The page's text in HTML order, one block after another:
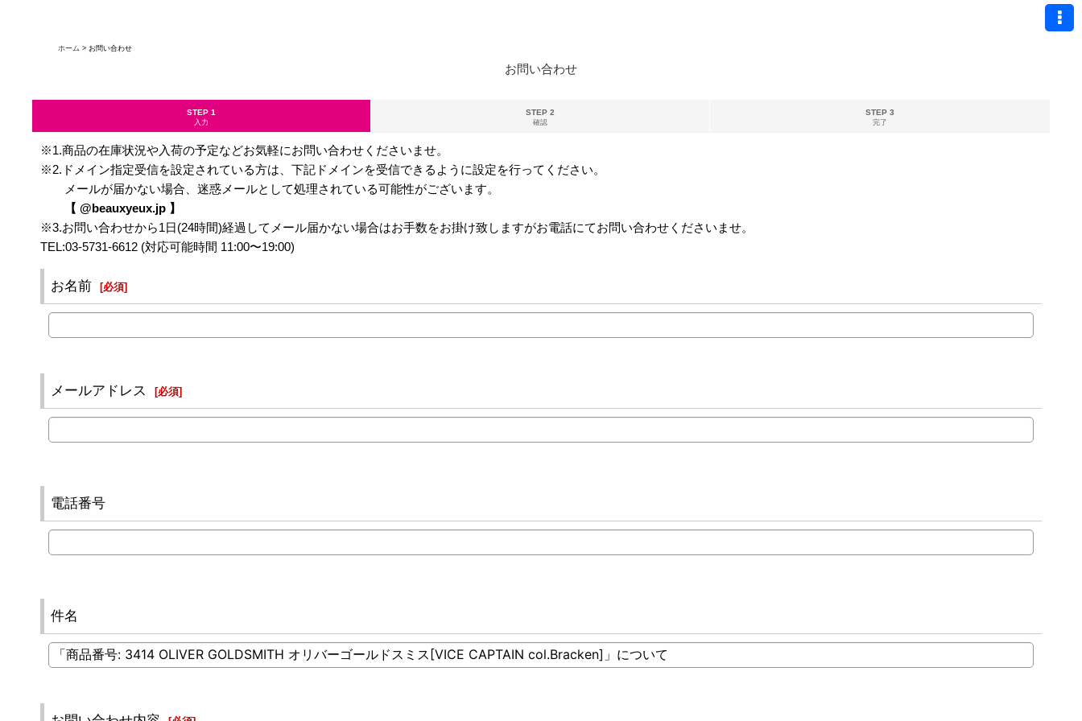
ホーム > お問い合わせ
お問い合わせ
STEP 1
入力
STEP 2
確認
STEP 3
完了
※1.商品の在庫状況や入荷の予定などお気軽にお問い合わせくださいませ。
※2.ドメイン指定受信を設定されている方は、下記ドメインを受信できるように設定を行ってください。
メールが届かない場合、迷惑メールとして処理されている可能性がございます。
【 @beauxyeux.jp 】
※3.お問い合わせから1日(24時間)経過してメール届かない場合はお手数をお掛け致しますがお電話にてお問い合わせくださいませ。
TEL:03-5731-6612 (対応可能時間 11:00〜19:00)
お名前 [必須]
メールアドレス [必須]
電話番号
件名